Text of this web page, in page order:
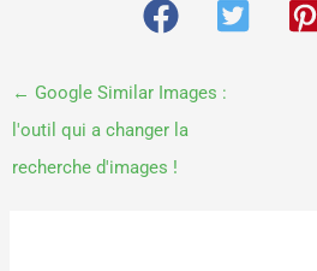
← Google Similar Images :
l'outil qui a changer la
recherche d'images !